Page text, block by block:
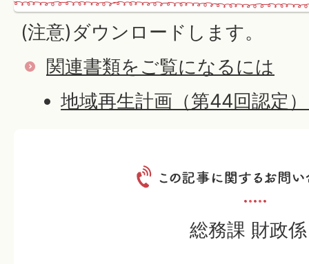
(注意)ダウンロードします。
関連書類をご覧になるには
地域再生計画（第44回認定
総務課 財政係